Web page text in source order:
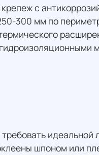
с
300 мм по
шпоном или